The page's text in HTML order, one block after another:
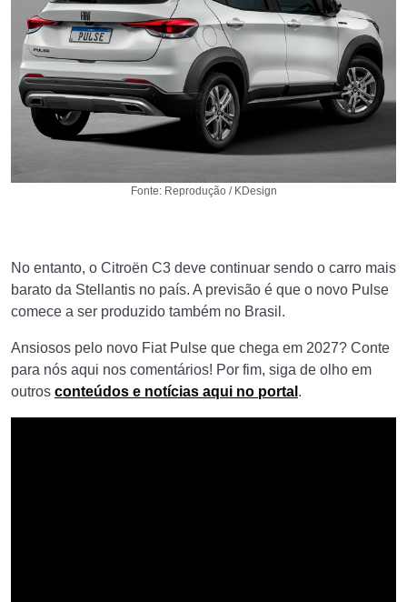
Fonte: Reprodução / KDesign
No entanto, o Citroën C3 deve continuar sendo o carro mais
barato da Stellantis no país. A previsão é que o novo Pulse
comece a ser produzido também no Brasil.
Ansiosos pelo novo Fiat Pulse que chega em 2027? Conte
para nós aqui nos comentários! Por fim, siga de olho em
outros conteúdos e notícias aqui no portal .